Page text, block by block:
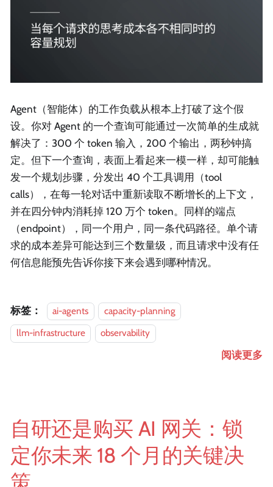
Agent（智能体）的工作负载从根本上打破了这个假
设。你对 Agent 的一个查询可能通过一次简单的生成就
解决了：300 个 token 输入，200 个输出，两秒钟搞
定。但下一个查询，表面上看起来一模一样，却可能触
发一个规划步骤，分发出 40 个工具调用（tool
calls），在每一轮对话中重新读取不断增长的上下文，
并在四分钟内消耗掉 120 万个 token。同样的端点
（endpoint），同一个用户，同一条代码路径。单个请
求的成本差异可能达到三个数量级，而且请求中没有任
何信息能预先告诉你接下来会遇到哪种情况。
标签： ai-agents
capacity-planning
llm-infrastructure
observability
阅读更多
自研还是购买 AI 网关：锁
定你未来 18 个月的关键决